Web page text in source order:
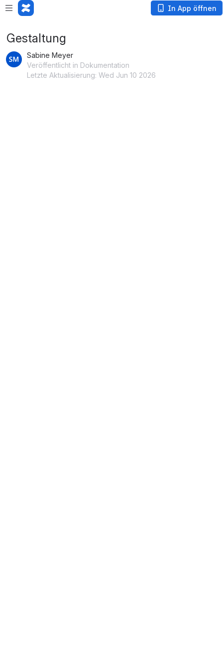
In App öffnen
Gestaltung
Sabine Meyer
Veröffentlicht in Dokumentation
Letzte Aktualisierung: Wed Jun 10 2026